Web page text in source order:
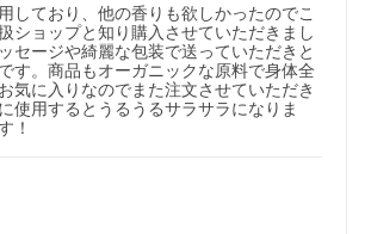
しており、他の香りも欲しかったのでこ
ショップと知り購入させていただきまし
セージや綺麗な包装で送っていただきと
す。商品もオーガニックな原料で身体全
気に入りなのでまた注文させていただき
使用するとうるうるサラサラになりま
！